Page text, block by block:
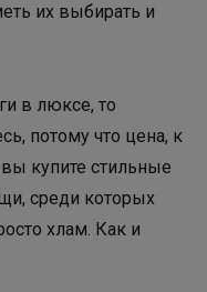
их выбирать и
в люксе, то
потому что цена, к
купите стильные
среди которых
хлам. Как и